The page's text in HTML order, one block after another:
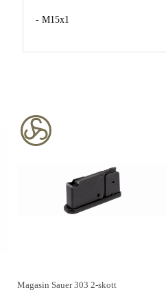
- M15x1
Magasin Sauer 303 2-skott